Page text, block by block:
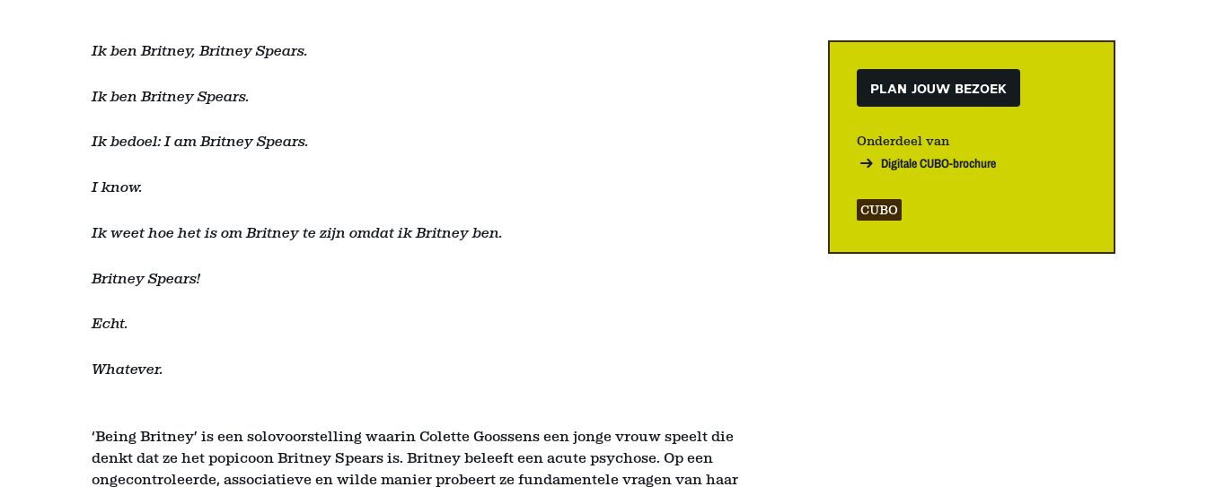
Ik ben Britney, Britney Spears.
Ik ben Britney Spears.
Ik bedoel: I am Britney Spears.
I know.
Ik weet hoe het is om Britney te zijn omdat ik Britney ben.
Britney Spears!
Echt.
Whatever.
‘Being Britney’ is een solovoorstelling waarin Colette Goossens een jonge vrouw speelt die
denkt dat ze het popicoon Britney Spears is. Britney beleeft een acute psychose. Op een
ongecontroleerde, associatieve en wilde manier probeert ze fundamentele vragen van haar
PLAN JOUW BEZOEK
Onderdeel van
Digitale CUBO-brochure
CUBO